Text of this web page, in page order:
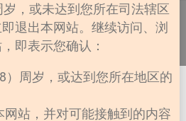
，或未达到您所在司法辖区
退出本网站。继续访问、浏
即表示您确认：
）周岁，或达到您所在地区的
站，并对可能接触到的内容